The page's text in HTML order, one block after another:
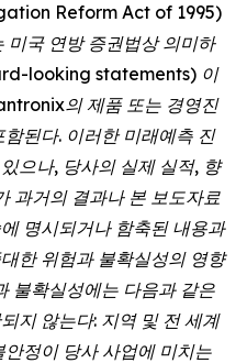
Reform Act of 1995)
미국 연방 증권법상 의미하
looking statements) 이
의 제품 또는 경영진
된다. 이러한 미래예측 진
으나, 당사의 실제 실적, 향
과거의 결과나 본 보도자료
명시되거나 함축된 내용과
한 위험과 불확실성의 영향
불확실성에는 다음과 같은
지 않는다: 지역 및 전 세계
정이 당사 사업에 미치는